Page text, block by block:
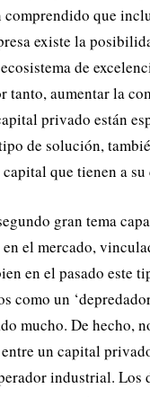
que
existe la
de
tanto, aumentar la
privado están
de solución,
que tienen a
gran tema
el mercado,
en el pasado este
como un
mucho. De hecho,
un capital
industrial. Los